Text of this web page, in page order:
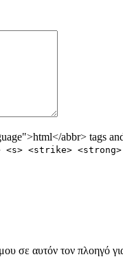
abbr> tags
<s> <strike> <strong>
σε αυτόν τον πλοηγό